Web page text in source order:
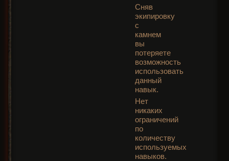
Сняв
экипировку
с
камнем
вы
потеряете
возможность
использовать
данный
навык.
Нет
никаких
ограничений
по
количеству
используемых
навыков.